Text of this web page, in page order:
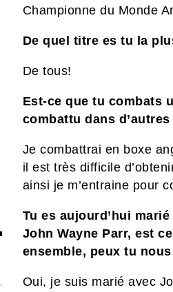
Championne du Monde
De quel titre es tu la
De tous!
Est-ce que tu combats
combattu dans
Je combattrai en boxe
il est très difficile
ainsi je m’entraine pour
Tu es aujourd’hui
John Wayne Parr, est
ensemble, peux tu
Oui, je suis marié avec